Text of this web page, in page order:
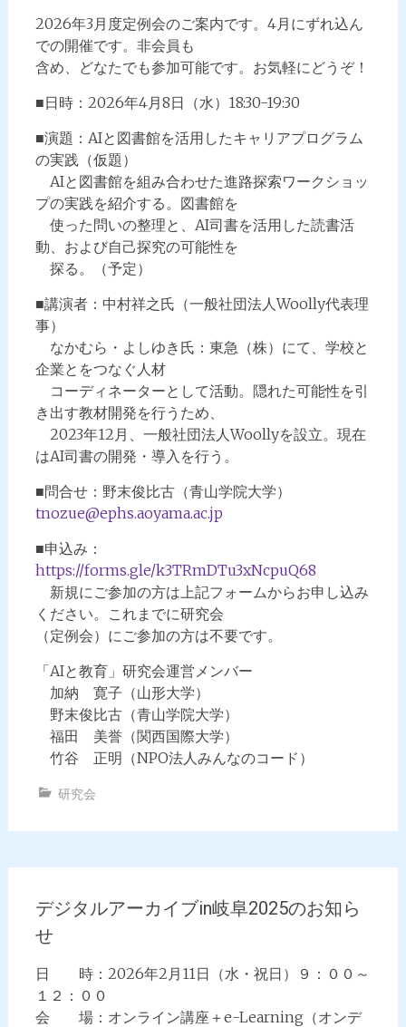
2026年3月度定例会のご案内です。4月にずれ込ん
での開催です。非会員も
含め、どなたでも参加可能です。お気軽にどうぞ！
■日時：2026年4月8日（水）18:30-19:30
■演題：AIと図書館を活用したキャリアプログラム
の実践（仮題）
AIと図書館を組み合わせた進路探索ワークショッ
プの実践を紹介する。図書館を
使った問いの整理と、AI司書を活用した読書活
動、および自己探究の可能性を
探る。（予定）
■講演者：中村祥之氏（一般社団法人Woolly代表理
事）
なかむら・よしゆき氏：東急（株）にて、学校と
企業とをつなぐ人材
コーディネーターとして活動。隠れた可能性を引
き出す教材開発を行うため、
2023年12月、一般社団法人Woollyを設立。現在
はAI司書の開発・導入を行う。
■問合せ：野末俊比古（青山学院大学）
tnozue@ephs.aoyama.ac.jp
■申込み：
https://forms.gle/k3TRmDTu3xNcpuQ68
新規にご参加の方は上記フォームからお申し込み
ください。これまでに研究会
（定例会）にご参加の方は不要です。
「AIと教育」研究会運営メンバー
加納 寛子（山形大学）
野末俊比古（青山学院大学）
福田 美誉（関西国際大学）
竹谷 正明（NPO法人みんなのコード）
研究会
デジタルアーカイブin岐阜2025のお知ら
せ
日 時：2026年2月11日（水・祝日）９：００～
１２：００
会 場：オンライン講座＋e-Learning（オンデ